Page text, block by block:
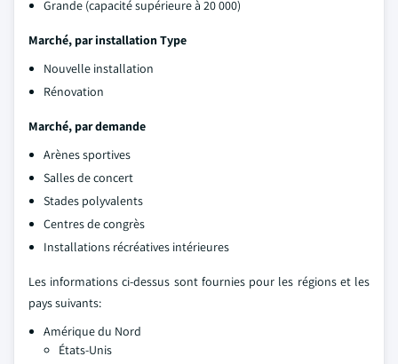
Grande (capacité supérieure à 20 000)
Marché, par installation Type
Nouvelle installation
Rénovation
Marché, par demande
Arènes sportives
Salles de concert
Stades polyvalents
Centres de congrès
Installations récréatives intérieures
Les informations ci-dessus sont fournies pour les régions et les
pays suivants:
Amérique du Nord
États-Unis